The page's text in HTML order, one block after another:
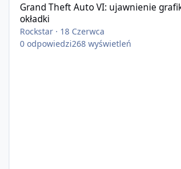
Grand Theft Auto VI: ujawnienie
okładki
Rockstar · 18 Czerwca
0 odpowiedzi268 wyświetleń